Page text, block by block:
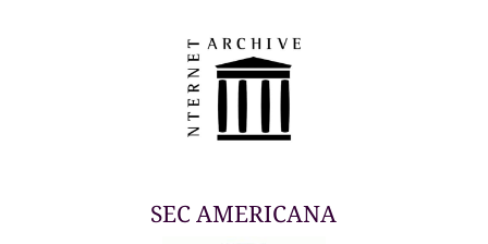
SEC AMERICANA